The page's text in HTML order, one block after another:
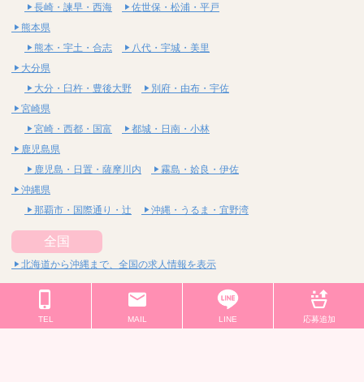
長崎・諫早・西海
佐世保・松浦・平戸
熊本県
熊本・宇土・合志
八代・宇城・美里
大分県
大分・臼杵・豊後大野
別府・由布・宇佐
宮崎県
宮崎・西都・国富
都城・日南・小林
鹿児島県
鹿児島・日置・薩摩川内
霧島・姶良・伊佐
沖縄県
那覇市・国際通り・辻
沖縄・うるま・宜野湾
全国
北海道から沖縄まで、全国の求人情報を表示
コンテンツ
メンズエステ求人情報お知らせ
メンズエステＱ＆Ａ
TEL MAIL LINE 応募追加